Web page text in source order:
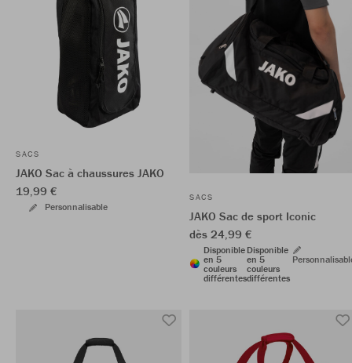
SACS
JAKO Sac à chaussures JAKO
19,99 €
Personnalisable
SACS
JAKO Sac de sport Iconic
dès 24,99 €
Disponible
en 5
couleurs
différentes
Disponible
en 5
couleurs
différentes